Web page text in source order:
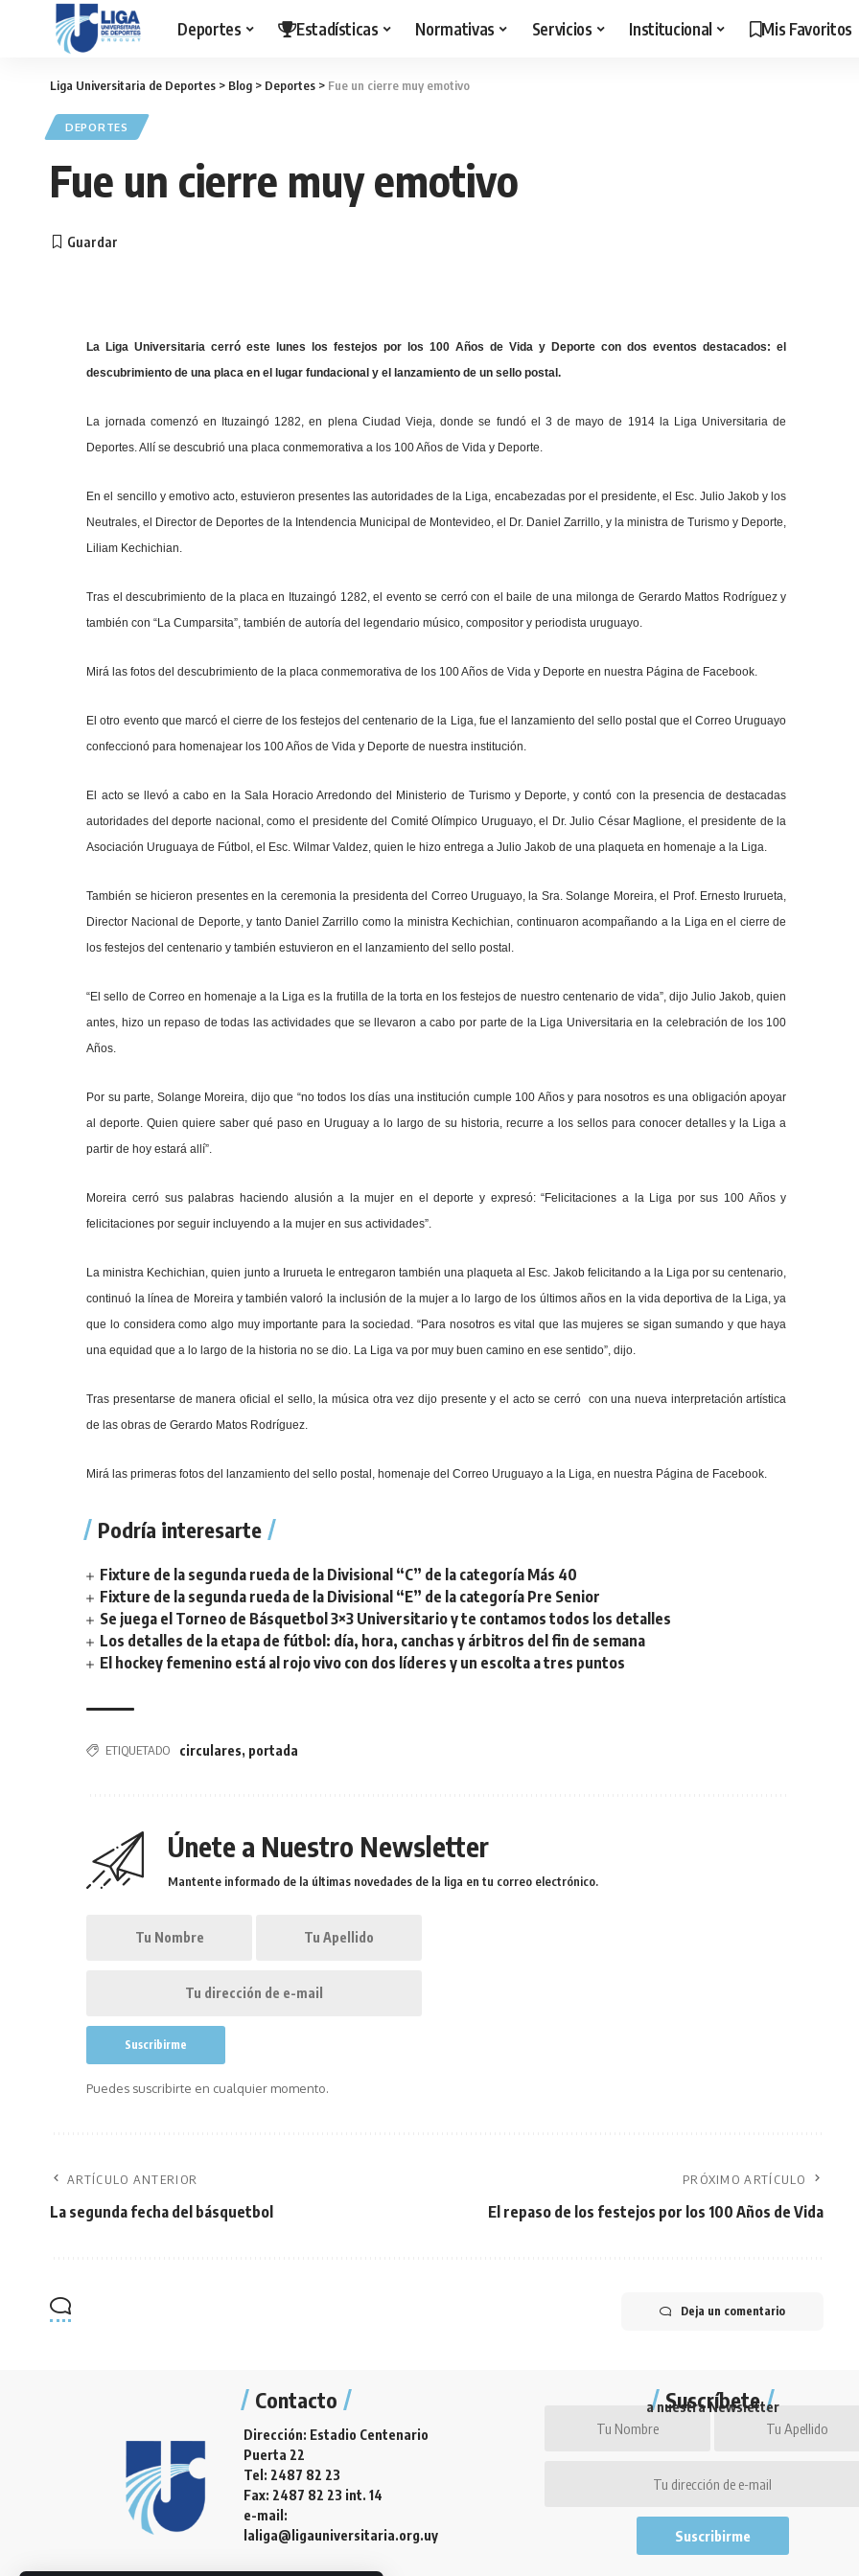
Deportes Estadísticas Normativas Servicios Institucional Mis Favoritos
Liga Universitaria de Deportes > Blog > Deportes > Fue un cierre muy emotivo
DEPORTES
Fue un cierre muy emotivo
La Liga Universitaria cerró este lunes los festejos por los 100 Años de Vida y Deporte con dos eventos destacados: el
descubrimiento de una placa en el lugar fundacional y el lanzamiento de un sello postal.
La jornada comenzó en Ituzaingó 1282, en plena Ciudad Vieja, dondese fundó el 3 de mayo de 1914 la Liga Universitaria de
Deportes. Allí se descubrió una placa conmemorativa a los 100 Años de Vida y Deporte.
En el sencillo y emotivo acto, estuvieron presentes las autoridades de la Liga, encabezadas por el presidente, el Esc. Julio Jakob y los
Neutrales, el Director de Deportes de la Intendencia Municipal de Montevideo, el Dr. Daniel Zarrillo, y la ministra de Turismo y Deporte,
Liliam Kechichian.
Tras el descubrimiento de la placa en Ituzaingó 1282, el evento se cerró con el baile de una milonga de Gerardo Mattos Rodríguez y
también con “La Cumparsita”, también de autoría del legendario músico, compositor y periodista uruguayo.
Mirá las fotos del descubrimiento de la placa conmemorativa de los 100 Años de Vida y Deporte en nuestra Página de Facebook.
El otro evento que marcó el cierre de los festejos del centenario de la Liga, fue el lanzamiento del sello postal que el Correo Uruguayo
confeccionó para homenajear los 100 Años de Vida y Deporte de nuestra institución.
El acto se llevó a cabo en la Sala Horacio Arredondo del Ministerio de Turismo y Deporte, y contó con la presencia de destacadas
autoridades del deporte nacional, como el presidente del Comité Olímpico Uruguayo, el Dr. Julio César Maglione, el presidente de la
Asociación Uruguaya de Fútbol, el Esc. Wilmar Valdez, quien le hizo entrega a Julio Jakob de una plaqueta en homenaje a la Liga.
También se hicieron presentes en la ceremonia la presidenta del Correo Uruguayo, la Sra. Solange Moreira, el Prof. Ernesto Irurueta,
Director Nacional de Deporte, y tanto Daniel Zarrillo como la ministra Kechichian, continuaron acompañando a la Liga en el cierre de
los festejos del centenario y también estuvieron en el lanzamiento del sello postal.
“El sello de Correo en homenaje a la Liga es la frutilla de la torta en los festejos de nuestro centenario de vida”, dijo Julio Jakob, quien
antes, hizo un repaso de todas las actividades que se llevaron a cabo por parte de la Liga Universitaria en la celebración de los 100
Años.
Por su parte, Solange Moreira, dijo que “no todos los días una institución cumple 100 Años y para nosotros es una obligación apoyar
al deporte. Quien quiere saber qué paso en Uruguay a lo largo de su historia, recurre a los sellos para conocer detalles y la Liga a
partir de hoy estará allí”.
Moreira cerró sus palabras haciendo alusión a la mujer en el deporte y expresó: “Felicitaciones a la Liga por sus 100 Años y
felicitaciones por seguir incluyendo a la mujer en sus actividades”.
La ministra Kechichian, quien junto a Irurueta le entregaron también una plaqueta al Esc. Jakob felicitando a la Liga por su centenario,
continuó la línea de Moreira y también valoró la inclusión de la mujer a lo largo de los últimos años en la vida deportiva de la Liga, ya
que lo considera como algo muy importante para la sociedad. “Para nosotros es vital que las mujeres se sigan sumando y que haya
una equidad que a lo largo de la historia no se dio. La Liga va por muy buen camino en ese sentido”, dijo.
Tras presentarse de manera oficial el sello, la música otra vez dijo presente y el acto se cerró con una nueva interpretación artística
de las obras de Gerardo Matos Rodríguez.
Mirá las primeras fotos del lanzamiento del sello postal, homenaje del Correo Uruguayo a la Liga, en nuestra Página de Facebook.
Podría interesarte
Fixture de la segunda rueda de la Divisional “C” de la categoría Más 40
Fixture de la segunda rueda de la Divisional “E” de la categoría Pre Senior
Se juega el Torneo de Básquetbol 3×3 Universitario y te contamos todos los detalles
Los detalles de la etapa de fútbol: día, hora, canchas y árbitros del fin de semana
El hockey femenino está al rojo vivo con dos líderes y un escolta a tres puntos
ETIQUETADO circulares, portada
Únete a Nuestro Newsletter
Mantente informado de la últimas novedades de la liga en tu correo electrónico.
Puedes suscribirte en cualquier momento.
ARTÍCULO ANTERIOR
La segunda fecha del básquetbol
PRÓXIMO ARTÍCULO
El repaso de los festejos por los 100 Años de Vida
Deja un comentario
Contacto
Dirección: Estadio Centenario
Puerta 22
Tel: 2487 82 23
Fax: 2487 82 23 int. 14
e-mail:
laliga@ligauniversitaria.org.uy
Suscríbete
a nuestra Newsletter